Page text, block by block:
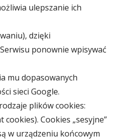
ulepszanie ich
dzięki
ponownie wpisywać
mu dopasowanych
sieci Google.
plików cookies:
cookies). Cookies „sesyjne”
w urządzeniu końcowym